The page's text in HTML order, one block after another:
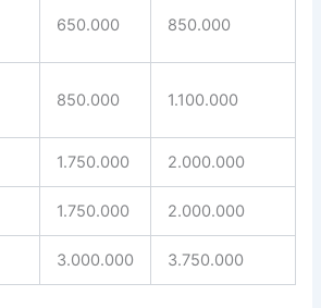
650.000 850.000
850.000 1.100.000
1.750.000 2.000.000
1.750.000 2.000.000
3.000.000 3.750.000